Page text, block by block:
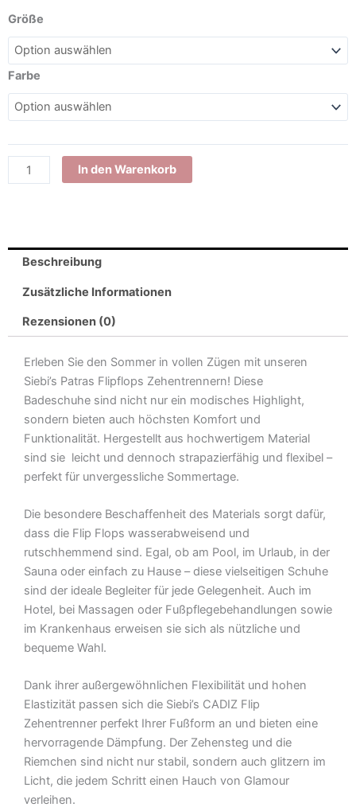
Größe
Farbe
Siebi's
FUERTE
Flip-
Flops
extra
leichter
Strand-
Sandalen
Menge
In den Warenkorb
Beschreibung
Zusätzliche Informationen
Rezensionen (0)
Erleben Sie den Sommer in vollen Zügen mit unseren
Siebi’s Patras Flipflops Zehentrennern! Diese
Badeschuhe sind nicht nur ein modisches Highlight,
sondern bieten auch höchsten Komfort und
Funktionalität. Hergestellt aus hochwertigem Material
sind sie leicht und dennoch strapazierfähig und flexibel –
perfekt für unvergessliche Sommertage.
Die besondere Beschaffenheit des Materials sorgt dafür,
dass die Flip Flops wasserabweisend und
rutschhemmend sind. Egal, ob am Pool, im Urlaub, in der
Sauna oder einfach zu Hause – diese vielseitigen Schuhe
sind der ideale Begleiter für jede Gelegenheit. Auch im
Hotel, bei Massagen oder Fußpflegebehandlungen sowie
im Krankenhaus erweisen sie sich als nützliche und
bequeme Wahl.
Dank ihrer außergewöhnlichen Flexibilität und hohen
Elastizität passen sich die Siebi’s CADIZ Flip
Zehentrenner perfekt Ihrer Fußform an und bieten eine
hervorragende Dämpfung. Der Zehensteg und die
Riemchen sind nicht nur stabil, sondern auch glitzern im
Licht, die jedem Schritt einen Hauch von Glamour
verleihen.